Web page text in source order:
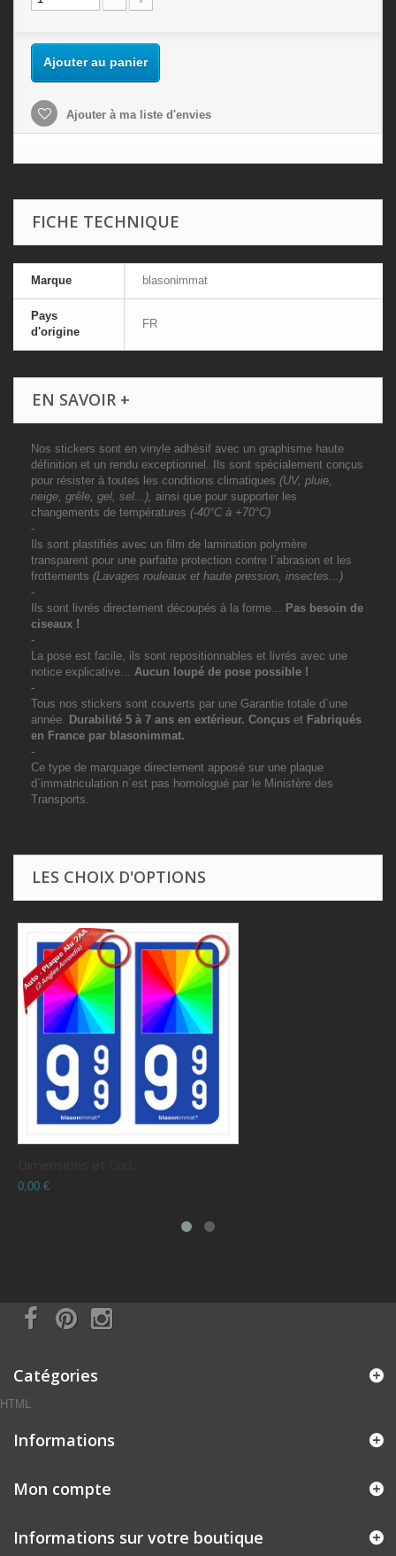
Ajouter au panier
Ajouter à ma liste d'envies
FICHE TECHNIQUE
Marque blasonimmat
Pays
d'origine
FR
EN SAVOIR +
Nos stickers sont en vinyle adhésif avec un graphisme haute
définition et un rendu exceptionnel. Ils sont spécialement conçus
pour résister à toutes les conditions climatiques (UV, pluie,
neige, grêle, gel, sel...), ainsi que pour supporter les
changements de températures (-40°C à +70°C)
-
Ils sont plastifiés avec un film de lamination polymère
transparent pour une parfaite protection contre l`abrasion et les
frottements (Lavages rouleaux et haute pression, insectes...)
-
Ils sont livrés directement découpés à la forme... Pas besoin de
ciseaux !
-
La pose est facile, ils sont repositionnables et livrés avec une
notice explicative... Aucun loupé de pose possible !
-
Tous nos stickers sont couverts par une Garantie totale d`une
année. Durabilité 5 à 7 ans en extérieur. Conçus et Fabriqués
en France par blasonimmat.
-
Ce type de marquage directement apposé sur une plaque
d`immatriculation n`est pas homologué par le Ministère des
Transports.
LES CHOIX D'OPTIONS
0,00 €
Catégories
HTML
Informations
Mon compte
Informations sur votre boutique